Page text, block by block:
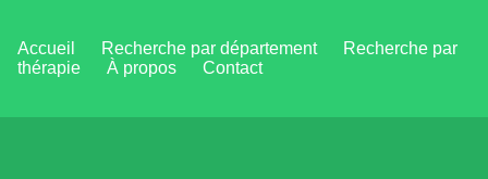
Accueil Recherche par département
Recherche par
thérapie
À propos Contact